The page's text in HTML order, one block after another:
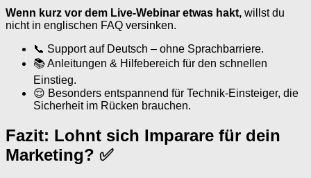
Wenn kurz vor dem Live-Webinar etwas hakt, willst du
nicht in englischen FAQ versinken.
📞 Support auf Deutsch – ohne Sprachbarriere.
📚 Anleitungen & Hilfebereich für den schnellen
Einstieg.
😌 Besonders entspannend für Technik-Einsteiger, die
Sicherheit im Rücken brauchen.
Fazit: Lohnt sich Imparare für dein
Marketing? ✅